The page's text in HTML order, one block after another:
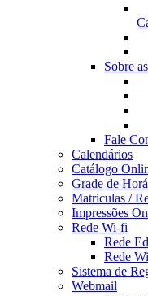
Sobre
Fale
Calendários
Catálogo
Grade de
Matriculas /
Impressões
Rede Wi-fi
Rede
Rede
Sistema de
Webmail